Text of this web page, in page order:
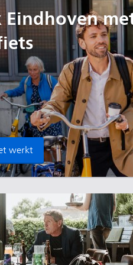
Eindhoven
werkt